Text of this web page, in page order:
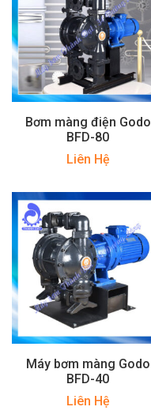
Bơm màng điện Godo
BFD-80
Liên Hệ
Máy bơm màng Godo
BFD-40
Liên Hệ